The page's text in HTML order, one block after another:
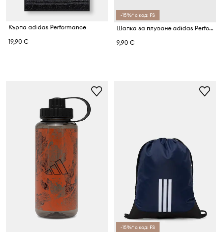
Кърпа adidas Performance
19,90 €
-15%* с код: FS
Шапка за плуване adidas Performance
9,90 €
-15%* с код: FS